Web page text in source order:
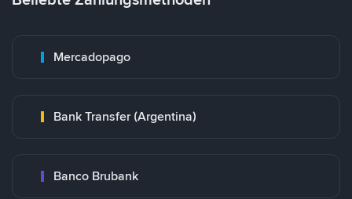
Mercadopago
Bank Transfer (Argentina)
Banco Brubank